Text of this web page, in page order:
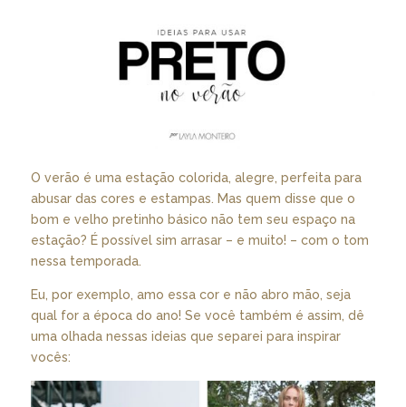
O verão é uma estação colorida, alegre, perfeita para
abusar das cores e estampas. Mas quem disse que o
bom e velho pretinho básico não tem seu espaço na
estação? É possível sim arrasar – e muito! – com o tom
nessa temporada.
Eu, por exemplo, amo essa cor e não abro mão, seja
qual for a época do ano! Se você também é assim, dê
uma olhada nessas ideias que separei para inspirar
vocês: